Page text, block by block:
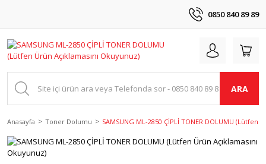
0850 840 89 89
ARA
Anasayfa Toner Dolumu SAMSUNG ML-2850 ÇİPLİ TONER DOLUMU (Lütfen